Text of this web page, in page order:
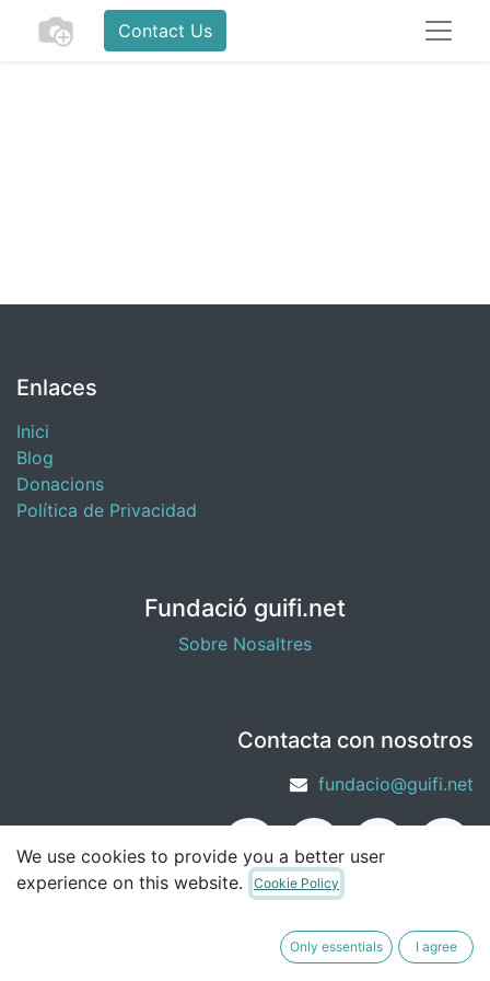
Contact Us
Enlaces
Inici
Blog
​Donacions
Política de Privacidad
Fundació guifi.net
Sobre Nosaltres
Contacta con nosotros
fundacio@guifi.net
Copyright © Fundació guifi.net English (US)
We use cookies to provide you a better user
experience on this website.
Cookie Policy
Only essentials I agree